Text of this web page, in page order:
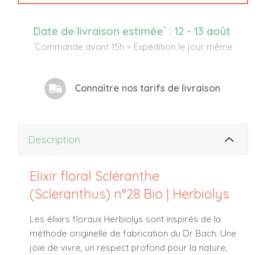
Date de livraison estimée* : 12 - 13 août
*Commande avant 15h = Expédition le jour même
Connaître nos tarifs de livraison
Description
Elixir floral Scléranthe
(Scleranthus) n°28 Bio | Herbiolys
Les élixirs floraux Herbiolys sont inspirés de la
méthode originelle de fabrication du Dr Bach. Une
joie de vivre, un respect profond pour la nature,